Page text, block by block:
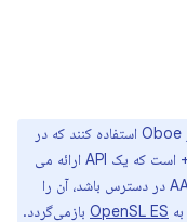
موجود است. Oboe یک بسته بندی C++ است که یک API ارائه می
دهد که بسیار شبیه به AAudio است. وقتی AAudio در دسترس باشد، آن را
OpenSL ES بازمی‌گردد.